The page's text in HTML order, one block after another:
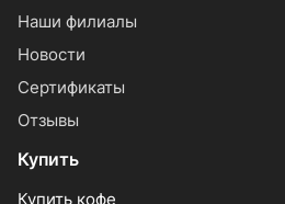
Наши филиалы
Новости
Сертификаты
Отзывы
Купить
Купить кофе